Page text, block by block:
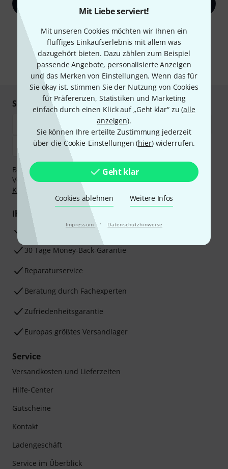
Mit Liebe serviert!
Mit unseren Cookies möchten wir Ihnen ein
fluffiges Einkaufserlebnis mit allem was
dazugehört bieten. Dazu zählen zum Beispiel
passende Angebote, personalisierte Anzeigen
und das Merken von Einstellungen. Wenn das für
Sie okay ist, stimmen Sie der Nutzung von Cookies
für Präferenzen, Statistiken und Marketing
einfach durch einen Klick auf „Geht klar“ zu (alle
anzeigen).
Sie können Ihre erteilte Zustimmung jederzeit
über die Cookie-Einstellungen (hier) widerrufen.
Geht klar
Cookies ablehnen Weitere Infos
Impressum · Datenschutzhinweise
Mit Klick auf „Jetzt anmelden“ stimmen Sie dem Erhalt von E-Mail-
Werbung und einer Messung des E-Mail-Nutzungsverhaltens zu. Die
Abmeldung ist jederzeit möglich. Weitere Informationen finden Sie in
unserenDatenschutzhinweisen.
* Pflichtfeld
Sicher einkaufen & bezahlen
Bezahlen Sie vertraulich und sicher per Nachnahme,
Vorkasse, PayPal, Amazon Pay,Klarna Sofort bezahlen,
Klarna Ratenzahlungoder Kreditkarte.
Ihre Vorteile
3 Jahre Thomann Garantie
30 Tage Money-Back-Garantie
Reparaturservice
Beratung durch Fachexperten
Zufriedenheitsgarantie
Europas größtes Versandlager
Service
Versandkosten und Lieferzeiten
Hilfe-Center
Gutscheine
Kontakt
Ladengeschäft
Service im Überblick